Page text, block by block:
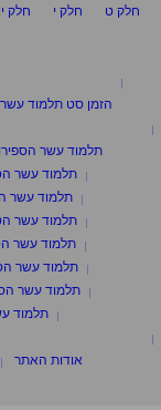
חלק ט
חלק י חלק
הזמן סט תלמוד
תלמוד עשר
תלמוד עשר
תלמוד עשר
תלמוד עשר
תלמוד עשר
תלמוד עשר
תלמוד עשר
תלמוד
אודות האתר